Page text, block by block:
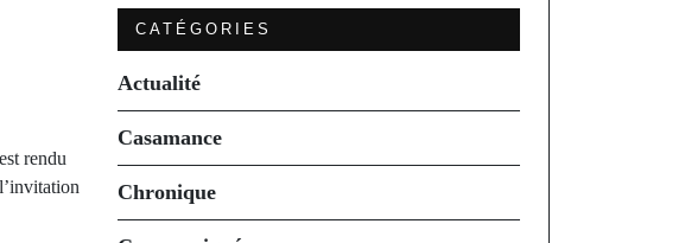
rendu
CATÉGORIES
Actualité
Casamance
Chronique